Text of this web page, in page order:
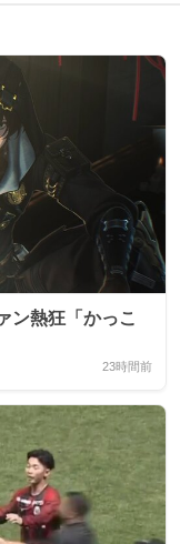
ン熱狂「かっこ
23時間前